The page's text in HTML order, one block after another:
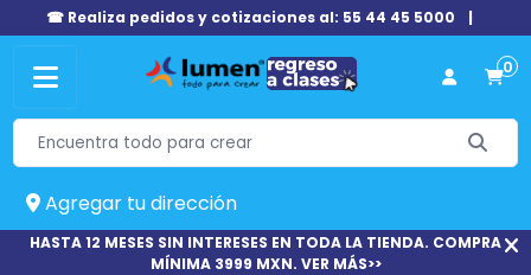
☎ Realiza pedidos y cotizaciones al: 55 44 45 5000 |
0
Agregar tu dirección
HASTA 12 MESES SIN INTERESES EN TODA LA TIENDA. COMPRA
MÍNIMA 3999 MXN. VER MÁS>>